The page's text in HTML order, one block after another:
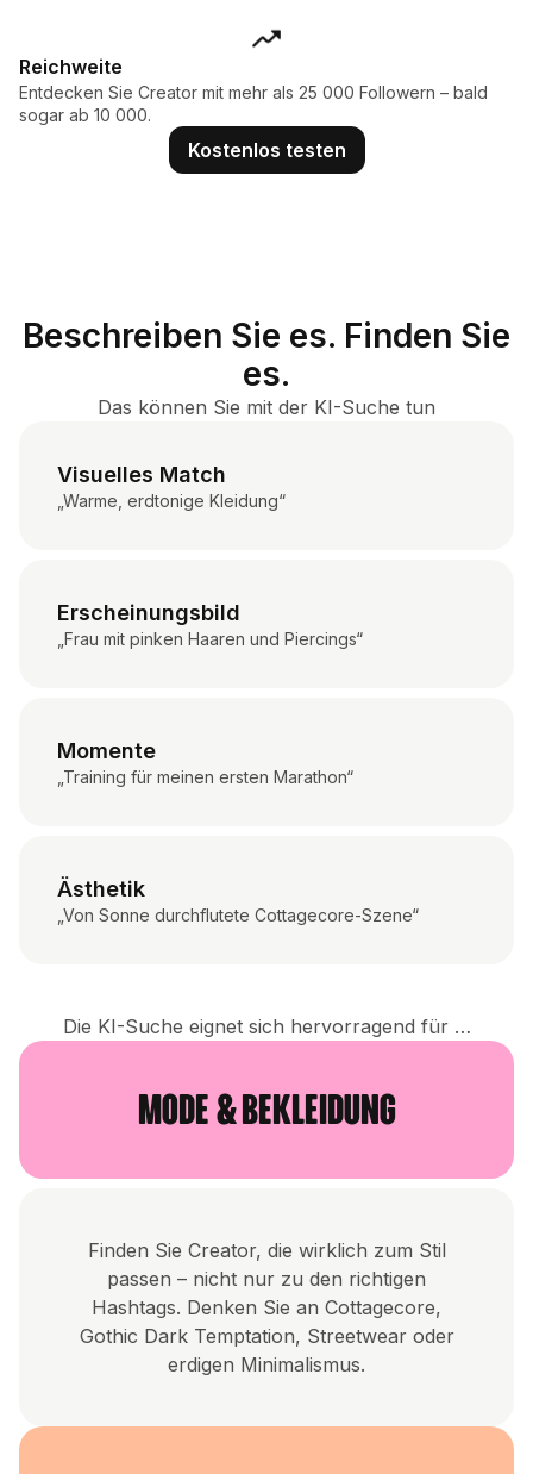
Reichweite
Entdecken Sie Creator mit mehr als 25 000 Followern – bald
sogar ab 10 000.
Kostenlos testen
Beschreiben Sie es. Finden Sie
es.
Das können Sie mit der KI-Suche tun
Visuelles Match
„Warme, erdtonige Kleidung“
Erscheinungsbild
„Frau mit pinken Haaren und Piercings“
Momente
„Training für meinen ersten Marathon“
Ästhetik
„Von Sonne durchflutete Cottagecore-Szene“
Die KI-Suche eignet sich hervorragend für …
Mode & Bekleidung
Finden Sie Creator, die wirklich zum Stil
passen – nicht nur zu den richtigen
Hashtags. Denken Sie an Cottagecore,
Gothic Dark Temptation, Streetwear oder
erdigen Minimalismus.